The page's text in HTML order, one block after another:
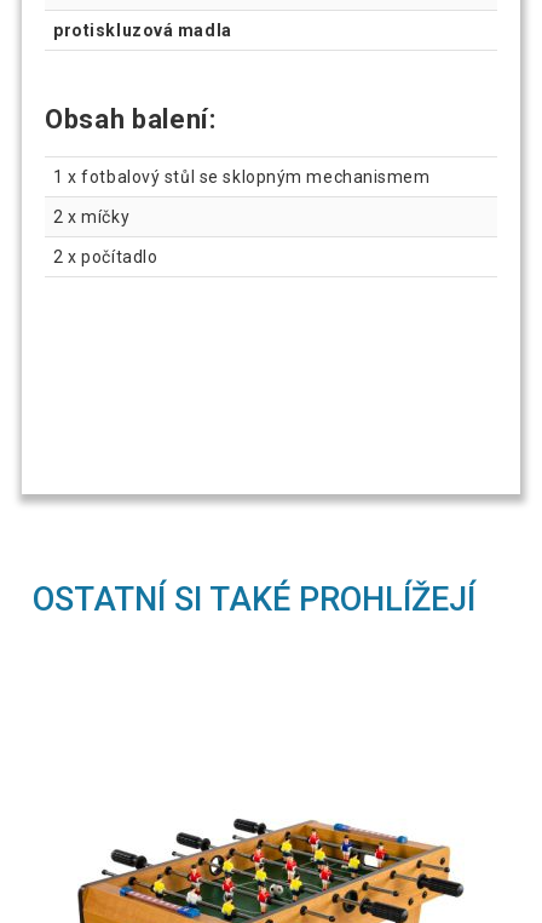
protiskluzová madla
Obsah balení:
1 x fotbalový stůl se sklopným mechanismem
2 x míčky
2 x počítadlo
OSTATNÍ SI TAKÉ PROHLÍŽEJÍ